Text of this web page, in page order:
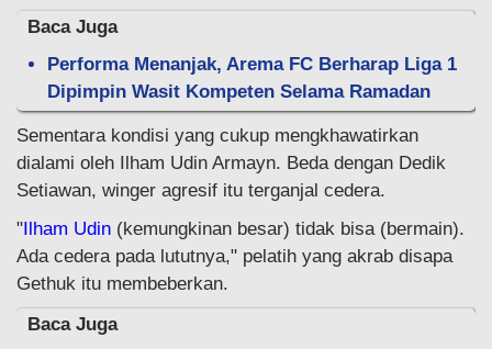
Baca Juga
Performa Menanjak, Arema FC Berharap Liga 1
Dipimpin Wasit Kompeten Selama Ramadan
Sementara kondisi yang cukup mengkhawatirkan
dialami oleh Ilham Udin Armayn. Beda dengan Dedik
Setiawan, winger agresif itu terganjal cedera.
"Ilham Udin (kemungkinan besar) tidak bisa (bermain).
Ada cedera pada lututnya," pelatih yang akrab disapa
Gethuk itu membeberkan.
Baca Juga